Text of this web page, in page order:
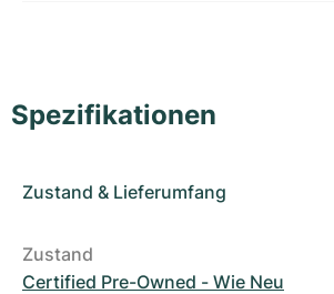
Spezifikationen
Zustand & Lieferumfang
Zustand
Certified Pre-Owned - Wie Neu